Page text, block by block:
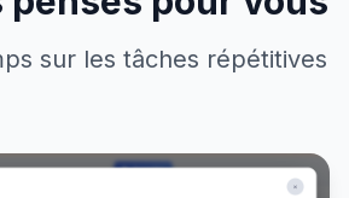
sur les tâches répétitives